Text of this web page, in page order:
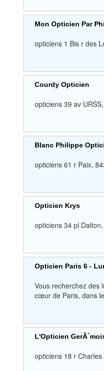
Mon Opticien Par
opticiens 1 Bis r des
Courdy Opticien
opticiens 39 av
Blanc Philippe
opticiens 61 r Paix,
Opticien Krys
opticiens 34 pl
Opticien Paris 6 -
Vous recherchez des
cœur de Paris, dans
L'Opticien
opticiens 18 r